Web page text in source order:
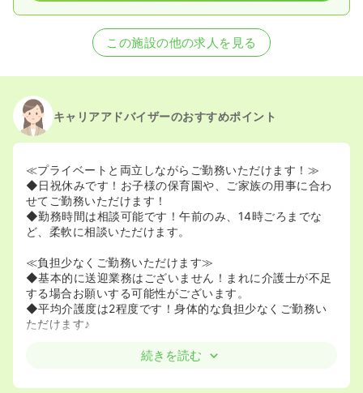
この施設の他の求人を見る
キャリアアドバイザーのおすすめポイント
≪プライベートと両立しながらご勤務いただけます！≫
◆日祝休みです！お子様の保育園や、ご家族の用事に合わ
せてご勤務いただけます！
◆勤務時間は相談可能です！午前のみ、14時ごろまでな
ど、柔軟に相談いただけます。
≪負担少なくご勤務いただけます≫
◆基本的に送迎業務はございません！まれに介護士が不足
する場合お願いする可能性がございます。
◆平均介護度は2程度です！身体的な負担少なくご勤務い
ただけます♪
続きを読む